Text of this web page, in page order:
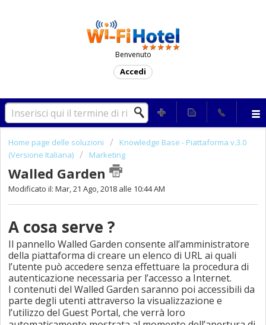
Benvenuto
Accedi
Home page delle soluzioni
Knowledge Base - Piattaforma v.3.0
(Versione Italiana)
Marketing
Walled Garden
Modificato il: Mar, 21 Ago, 2018 alle 10:44 AM
A cosa serve ?
Il pannello Walled Garden consente all’amministratore
della piattaforma di creare un elenco di URL ai quali
l’utente può accedere senza effettuare la procedura di
autenticazione necessaria per l’accesso a Internet.
I contenuti del Walled Garden saranno poi accessibili da
parte degli utenti attraverso la visualizzazione e
l’utilizzo del Guest Portal, che verrà loro